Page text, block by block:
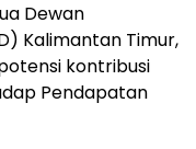
Dewan
Kalimantan Timur,
kontribusi
Pendapatan